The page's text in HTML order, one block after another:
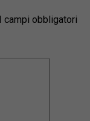
I campi obbligatori